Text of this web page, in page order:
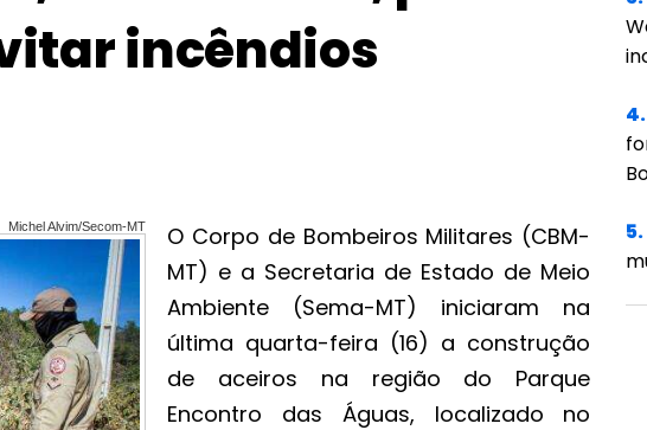
incêndios
Michel Alvim/Secom-MT
O Corpo de Bombeiros Militares (CBM-
MT) e a Secretaria de Estado de Meio
Ambiente (Sema-MT) iniciaram na
última quarta-feira (16) a construção
de aceiros na região do Parque
Encontro das Águas, localizado no
5.